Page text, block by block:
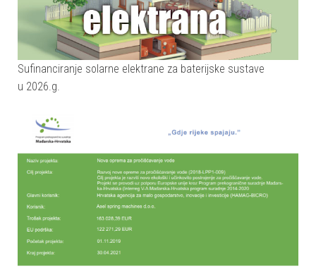
Sufinanciranje solarne elektrane za baterijske sustave
u 2026.g.